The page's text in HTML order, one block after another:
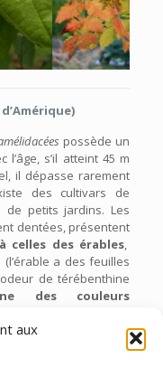
aux
possède un
l’âge, s’il atteint 45 m
il dépasse rarement
des cultivars de
de petits jardins. Les
dentées, présentent
celles des érables
a des feuilles
de térébenthine
des couleurs